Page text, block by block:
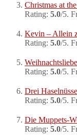
Christmas at
Rating: 5.0/5.
Kevin – Allein
Rating: 5.0/5.
Rating: 5.0/5.
Drei
Rating: 5.0/5.
Die Muppets-
Rating: 5.0/5.